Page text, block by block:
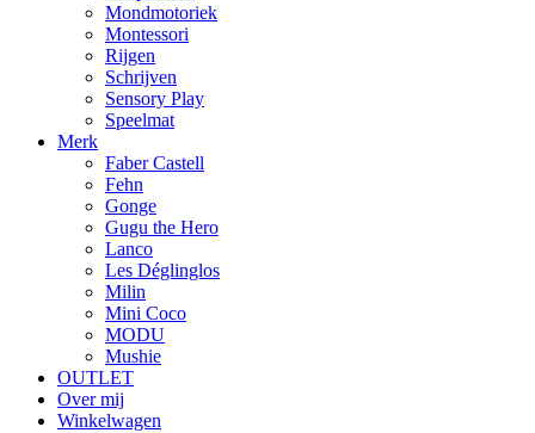
Mondmotoriek
Montessori
Rijgen
Schrijven
Sensory Play
Speelmat
Merk
Faber Castell
Fehn
Gonge
Gugu the Hero
Lanco
Les Déglinglos
Milin
Mini Coco
MODU
Mushie
OUTLET
Over mij
Winkelwagen